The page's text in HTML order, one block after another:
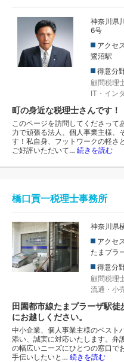
神奈川県
6号
アクセス
鷺沼駅
得意分
顧問税理
IT・イン
町の身近な税理士さんです！
このページを訪問してくださっ
力で頑張る法人、個人事業主様、
す！私自身、フットワークの軽さ
ご好評いただいて… 続きを読む
橋口貢一税理士事務所
神奈川県
アクセス
たまプラ
得意分
顧問税理
流通・小
田園都市線たまプラーザ駅
にお越しください。
中小企業、個人事業主様のベスト
添い、誠実に対応いたします。
の幅広いニーズにひとつの窓口で
手伝いしたいと… 続きを読む